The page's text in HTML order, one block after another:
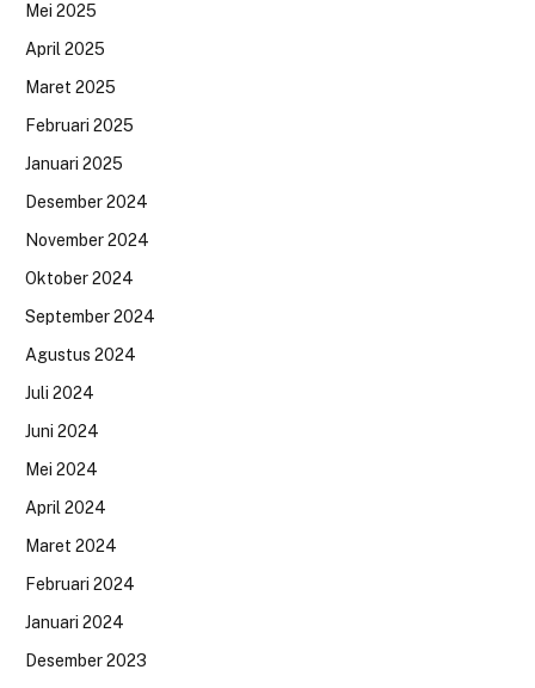
Mei 2025
April 2025
Maret 2025
Februari 2025
Januari 2025
Desember 2024
November 2024
Oktober 2024
September 2024
Agustus 2024
Juli 2024
Juni 2024
Mei 2024
April 2024
Maret 2024
Februari 2024
Januari 2024
Desember 2023